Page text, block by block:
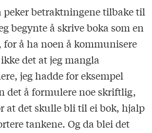
peker betraktningene tilbake til
begynte å skrive boka som en
for å ha noen å kommunisere
det at jeg mangla
jeg hadde for eksempel
det å formulere noe skriftlig,
at det skulle bli til ei bok, hjalp
tankene. Og da blei det